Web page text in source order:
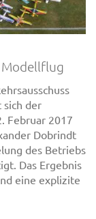
Modellflug
sich der
Februar 2017
Dobrindt
des Betriebs
Das Ergebnis
eine explizite